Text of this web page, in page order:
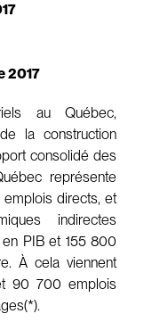
2017
au Québec,
la construction
consolidé des
représente
directs, et
indirectes
PIB et 155 800
À cela viennent
90 700 emplois